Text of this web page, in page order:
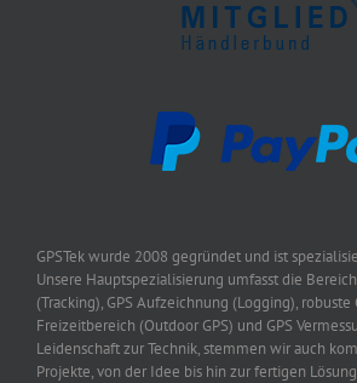
GPSTek wurde 2008 gegründet und ist
Unsere Hauptspezialisierung umfasst die
(Tracking), GPS Aufzeichnung (Logging), robuste
Freizeitbereich (Outdoor GPS) und GPS
Leidenschaft zur Technik, stemmen wir auch
Projekte, von der Idee bis hin zur fertigen